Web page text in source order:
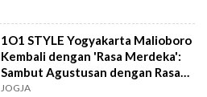
1O1 STYLE Yogyakarta Malioboro
Kembali dengan 'Rasa Merdeka':
Sambut Agustusan dengan Rasa
dan Tawa
JOGJA